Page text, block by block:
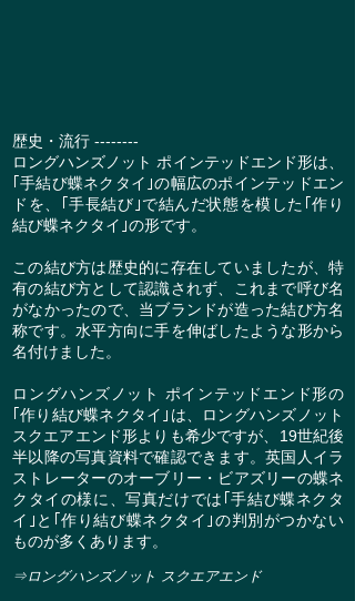
歴史・流行 --------
ロングハンズノット ポインテッドエンド形は、
｢手結び蝶ネクタイ｣の幅広のポインテッドエン
ドを、｢手長結び｣で結んだ状態を模した｢作り
結び蝶ネクタイ｣の形です。
この結び方は歴史的に存在していましたが、特
有の結び方として認識されず、これまで呼び名
がなかったので、当ブランドが造った結び方名
称です。水平方向に手を伸ばしたような形から
名付けました。
ロングハンズノット ポインテッドエンド形の
｢作り結び蝶ネクタイ｣は、ロングハンズノット
スクエアエンド形よりも希少ですが、19世紀後
半以降の写真資料で確認できます。英国人イラ
ストレーターのオーブリー・ビアズリーの蝶ネ
クタイの様に、写真だけでは｢手結び蝶ネクタ
イ｣と｢作り結び蝶ネクタイ｣の判別がつかない
ものが多くあります。
⇒​ロングハンズノット スクエアエンド